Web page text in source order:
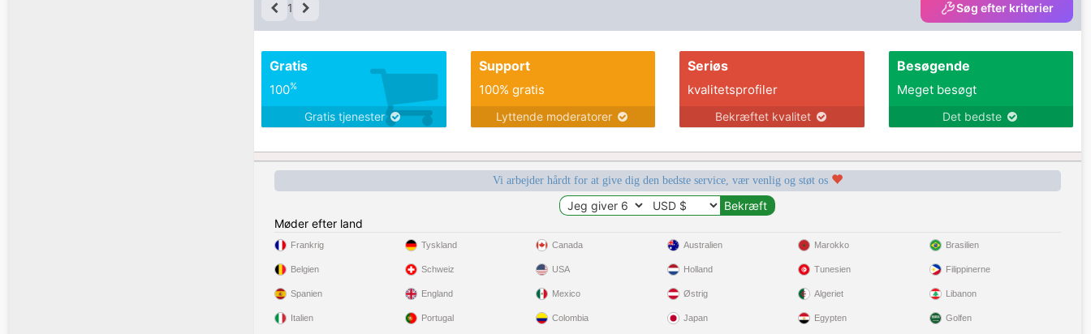
1 Søg efter kriterier
Gratis
100%
Gratis tjenester
Support
100% gratis
Lyttende moderatorer
Seriøs
kvalitetsprofiler
Bekræftet kvalitet
Besøgende
Meget besøgt
Det bedste
Vi arbejder hårdt for at give dig den bedste service, vær venlig og støt os
Møder efter land
Frankrig
Belgien
Spanien
Italien
Tyskland
Schweiz
England
Portugal
Canada
USA
Mexico
Colombia
Australien
Holland
Østrig
Japan
Marokko
Tunesien
Algeriet
Egypten
Brasilien
Filippinerne
Libanon
Golfen